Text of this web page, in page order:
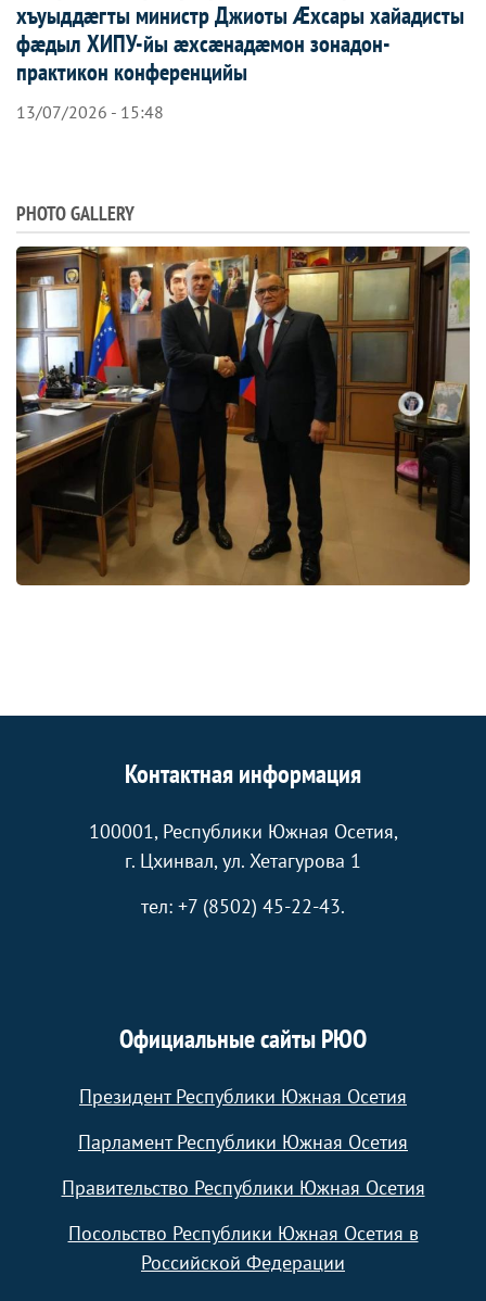
хъуыддæгты министр Джиоты Æхсары хайадисты
фæдыл ХИПУ-йы æхсæнадæмон зонадон-
практикон конференцийы
13/07/2026 - 15:48
PHOTO GALLERY
Контактная информация
100001, Республики Южная Осетия,
г. Цхинвал, ул. Хетагурова 1
тел: +7 (8502) 45-22-43.
Официальные сайты РЮО
Президент Республики Южная Осетия
Парламент Республики Южная Осетия
Правительство Республики Южная Осетия
Посольство Республики Южная Осетия в
Российской Федерации